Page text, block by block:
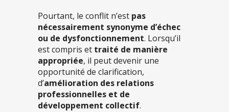
Pourtant, le conflit n’est pas
nécessairement synonyme d’échec
ou de dysfonctionnement. Lorsqu’il
est compris et traité de manière
appropriée, il peut devenir une
opportunité de clarification,
d’amélioration des relations
professionnelles et de
développement collectif.